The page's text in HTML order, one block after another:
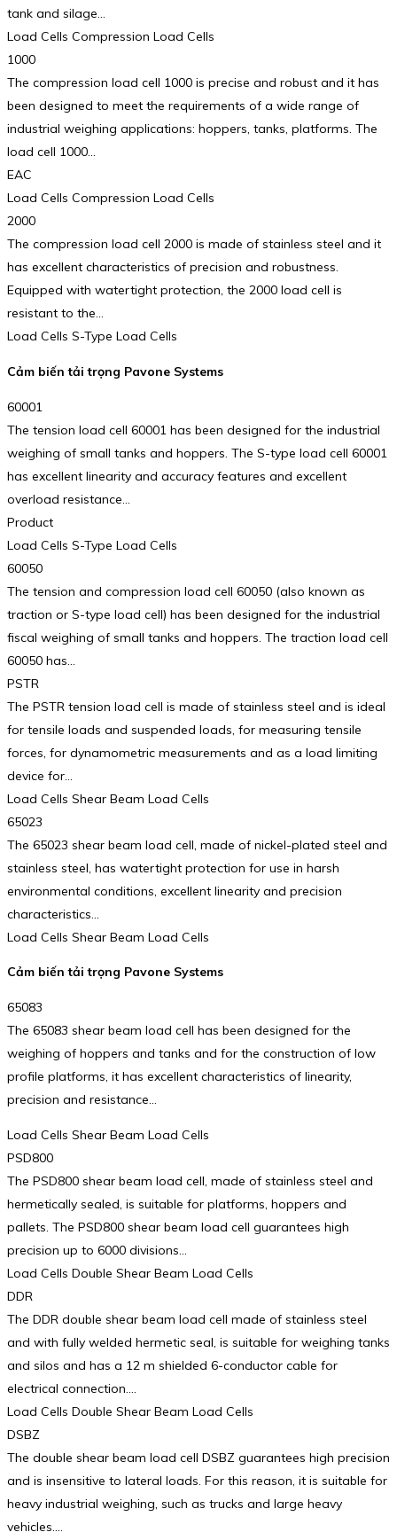
tank and silage…
Load Cells Compression Load Cells
1000
The compression load cell 1000 is precise and robust and it has
been designed to meet the requirements of a wide range of
industrial weighing applications: hoppers, tanks, platforms. The
load cell 1000…
EAC
Load Cells Compression Load Cells
2000
The compression load cell 2000 is made of stainless steel and it
has excellent characteristics of precision and robustness.
Equipped with watertight protection, the 2000 load cell is
resistant to the…
Load Cells S-Type Load Cells
Cảm biến tải trọng Pavone Systems
60001
The tension load cell 60001 has been designed for the industrial
weighing of small tanks and hoppers. The S-type load cell 60001
has excellent linearity and accuracy features and excellent
overload resistance…
Product
Load Cells S-Type Load Cells
60050
The tension and compression load cell 60050 (also known as
traction or S-type load cell) has been designed for the industrial
fiscal weighing of small tanks and hoppers. The traction load cell
60050 has…
PSTR
The PSTR tension load cell is made of stainless steel and is ideal
for tensile loads and suspended loads, for measuring tensile
forces, for dynamometric measurements and as a load limiting
device for…
Load Cells Shear Beam Load Cells
65023
The 65023 shear beam load cell, made of nickel-plated steel and
stainless steel, has watertight protection for use in harsh
environmental conditions, excellent linearity and precision
characteristics…
Load Cells Shear Beam Load Cells
Cảm biến tải trọng Pavone Systems
65083
The 65083 shear beam load cell has been designed for the
weighing of hoppers and tanks and for the construction of low
profile platforms, it has excellent characteristics of linearity,
precision and resistance…
Load Cells Shear Beam Load Cells
PSD800
The PSD800 shear beam load cell, made of stainless steel and
hermetically sealed, is suitable for platforms, hoppers and
pallets. The PSD800 shear beam load cell guarantees high
precision up to 6000 divisions…
Load Cells Double Shear Beam Load Cells
DDR
The DDR double shear beam load cell made of stainless steel
and with fully welded hermetic seal, is suitable for weighing tanks
and silos and has a 12 m shielded 6-conductor cable for
electrical connection.…
Load Cells Double Shear Beam Load Cells
DSBZ
The double shear beam load cell DSBZ guarantees high precision
and is insensitive to lateral loads. For this reason, it is suitable for
heavy industrial weighing, such as trucks and large heavy
vehicles.…